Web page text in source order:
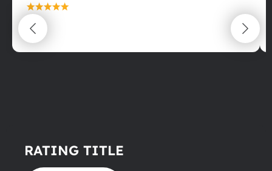
maximální spokojenost
22.06.2025
RATING TITLE